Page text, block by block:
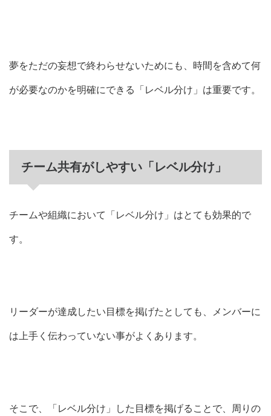
夢をただの妄想で終わらせないためにも、時間を含めて何
が必要なのかを明確にできる「レベル分け」は重要です。
チーム共有がしやすい「レベル分け」
チームや組織において「レベル分け」はとても効果的で
す。
リーダーが達成したい目標を掲げたとしても、メンバーに
は上手く伝わっていない事がよくあります。
そこで、「レベル分け」した目標を掲げることで、周りの